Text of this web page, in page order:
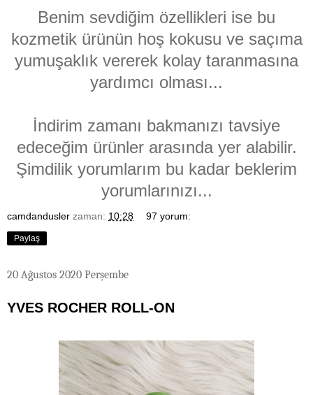
Benim sevdiğim özellikleri ise bu
kozmetik ürünün hoş kokusu ve saçıma
yumuşaklık vererek kolay taranmasına
yardımcı olması...
İndirim zamanı bakmanızı tavsiye
edeceğim ürünler arasında yer alabilir.
Şimdilik yorumlarım bu kadar beklerim
yorumlarınızı...
camdandusler zaman: 10:28 97 yorum:
Paylaş
20 Ağustos 2020 Perşembe
YVES ROCHER ROLL-ON